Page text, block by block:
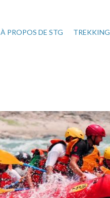
À PROPOS DE STG TREKKING